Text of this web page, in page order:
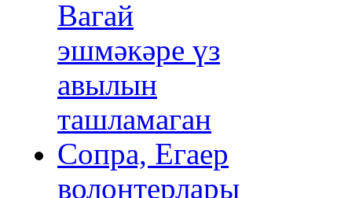
Вагай
эшмәкәре үз
авылын
ташламаган
Сопра, Егаер
волонтерлары